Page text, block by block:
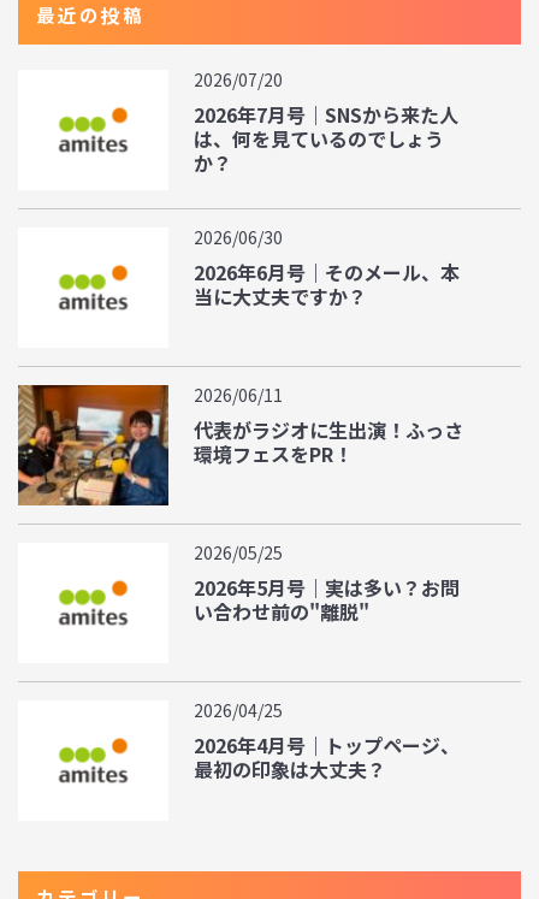
最近の投稿
2026/07/20
2026年7月号｜SNSから来た人
は、何を見ているのでしょう
か？
2026/06/30
2026年6月号｜そのメール、本
当に大丈夫ですか？
2026/06/11
代表がラジオに生出演！ふっさ
環境フェスをPR！
2026/05/25
2026年5月号｜実は多い？お問
い合わせ前の"離脱"
2026/04/25
2026年4月号｜トップページ、
最初の印象は大丈夫？